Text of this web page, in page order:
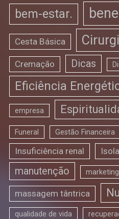
bem-estar.
Cesta Básica
Cremação Dicas
Eficiência
empresa
Funeral Gestão Financeira
Insuficiência renal
manutenção
massagem tântrica
qualidade de vida